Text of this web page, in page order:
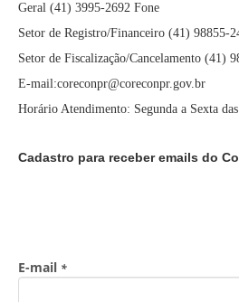
Geral (41) 3995-2692 Fone
Setor de Registro/Financeiro (41) 98855-
Setor de Fiscalização/Cancelamento (41)
E-mail:coreconpr@coreconpr.gov.br
Horário Atendimento: Segunda a Sexta
Cadastro para receber emails do